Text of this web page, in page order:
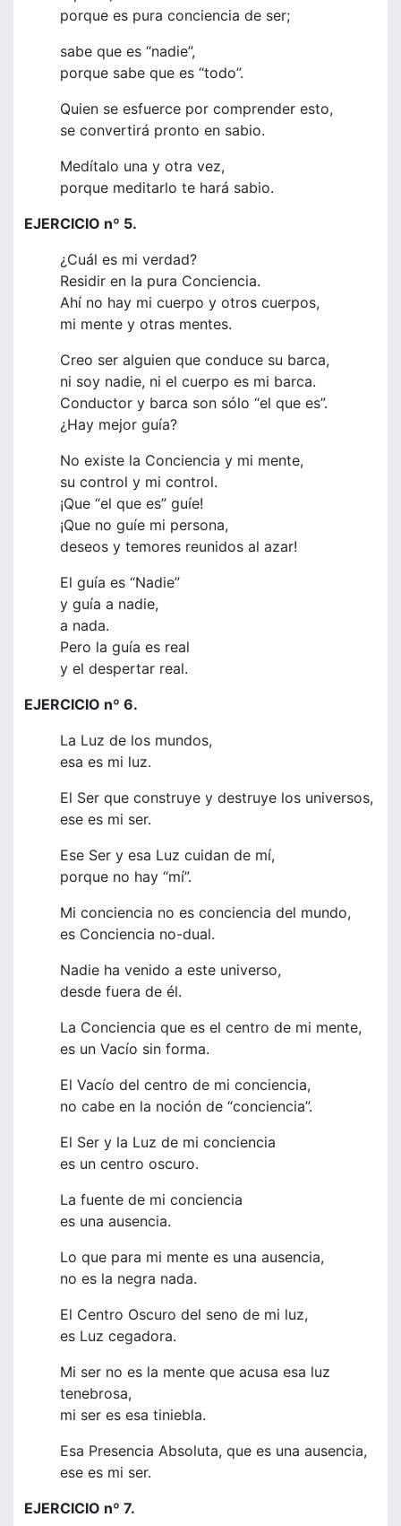
porque es pura conciencia de ser;
sabe que es “nadie”,
porque sabe que es “todo”.
Quien se esfuerce por comprender esto,
se convertirá pronto en sabio.
Medítalo una y otra vez,
porque meditarlo te hará sabio.
EJERCICIO nº 5.
¿Cuál es mi verdad?
Residir en la pura Conciencia.
Ahí no hay mi cuerpo y otros cuerpos,
mi mente y otras mentes.
Creo ser alguien que conduce su barca,
ni soy nadie, ni el cuerpo es mi barca.
Conductor y barca son sólo “el que es”.
¿Hay mejor guía?
No existe la Conciencia y mi mente,
su control y mi control.
¡Que “el que es” guíe!
¡Que no guíe mi persona,
deseos y temores reunidos al azar!
El guía es “Nadie”
y guía a nadie,
a nada.
Pero la guía es real
y el despertar real.
EJERCICIO nº 6.
La Luz de los mundos,
esa es mi luz.
El Ser que construye y destruye los universos,
ese es mi ser.
Ese Ser y esa Luz cuidan de mí,
porque no hay “mí”.
Mi conciencia no es conciencia del mundo,
es Conciencia no-dual.
Nadie ha venido a este universo,
desde fuera de él.
La Conciencia que es el centro de mi mente,
es un Vacío sin forma.
El Vacío del centro de mi conciencia,
no cabe en la noción de “conciencia”.
El Ser y la Luz de mi conciencia
es un centro oscuro.
La fuente de mi conciencia
es una ausencia.
Lo que para mi mente es una ausencia,
no es la negra nada.
El Centro Oscuro del seno de mi luz,
es Luz cegadora.
Mi ser no es la mente que acusa esa luz
tenebrosa,
mi ser es esa tiniebla.
Esa Presencia Absoluta, que es una ausencia,
ese es mi ser.
EJERCICIO nº 7.